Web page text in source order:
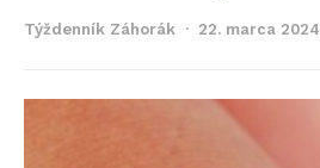
Týždenník Záhorák 22. marca 2024